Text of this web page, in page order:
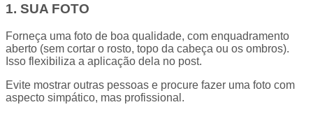
1. SUA FOTO
Forneça uma foto de boa qualidade, com enquadramento
aberto (sem cortar o rosto, topo da cabeça ou os ombros).
Isso flexibiliza a aplicação dela no post.
Evite mostrar outras pessoas e procure fazer uma foto com
aspecto simpático, mas profissional.